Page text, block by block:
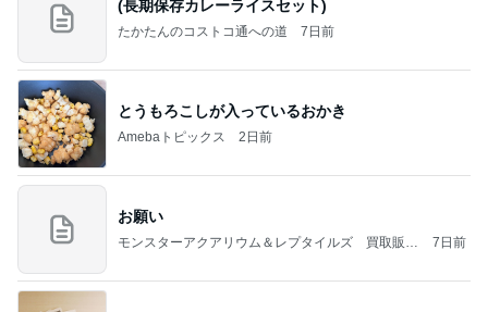
シャネルもヴァンクリも値上げ
Amebaトピックス
記事を読む